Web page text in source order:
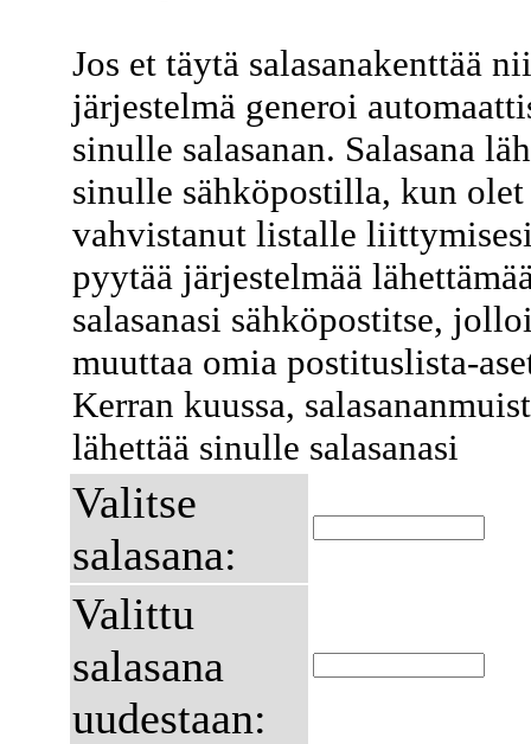
Jos et täytä salasanakenttää
järjestelmä generoi
sinulle salasanan. Salasana
sinulle sähköpostilla, kun olet
vahvistanut listalle
pyytää järjestelmää
salasanasi sähköpostitse,
muuttaa omia postituslista-
Kerran kuussa,
lähettää sinulle salasanasi
Valitse
salasana:
Valittu
salasana
uudestaan: